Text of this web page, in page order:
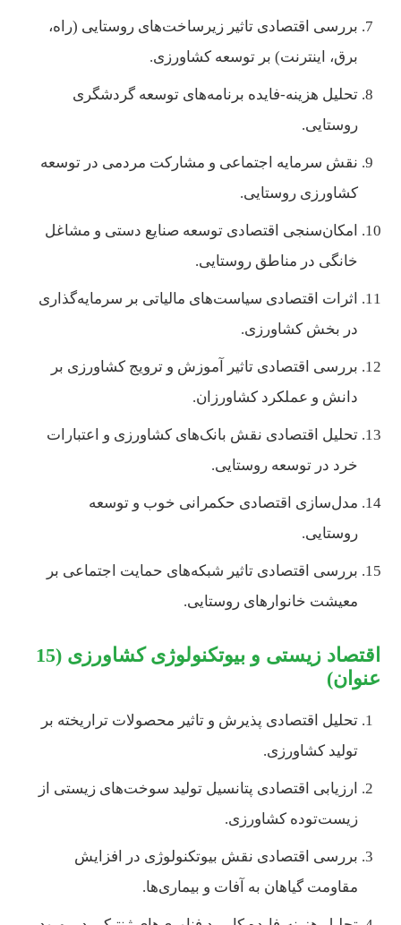
بررسی اقتصادی تاثیر زیرساخت‌های روستایی (راه،
برق، اینترنت) بر توسعه کشاورزی.
تحلیل هزینه-فایده برنامه‌های توسعه گردشگری
روستایی.
نقش سرمایه اجتماعی و مشارکت مردمی در توسعه
کشاورزی روستایی.
امکان‌سنجی اقتصادی توسعه صنایع دستی و مشاغل
خانگی در مناطق روستایی.
اثرات اقتصادی سیاست‌های مالیاتی بر سرمایه‌گذاری
در بخش کشاورزی.
بررسی اقتصادی تاثیر آموزش و ترویج کشاورزی بر
دانش و عملکرد کشاورزان.
تحلیل اقتصادی نقش بانک‌های کشاورزی و اعتبارات
خرد در توسعه روستایی.
مدل‌سازی اقتصادی حکمرانی خوب و توسعه
روستایی.
بررسی اقتصادی تاثیر شبکه‌های حمایت اجتماعی بر
معیشت خانوارهای روستایی.
اقتصاد زیستی و بیوتکنولوژی کشاورزی (15
عنوان)
تحلیل اقتصادی پذیرش و تاثیر محصولات تراریخته بر
تولید کشاورزی.
ارزیابی اقتصادی پتانسیل تولید سوخت‌های زیستی از
زیست‌توده کشاورزی.
بررسی اقتصادی نقش بیوتکنولوژی در افزایش
مقاومت گیاهان به آفات و بیماری‌ها.